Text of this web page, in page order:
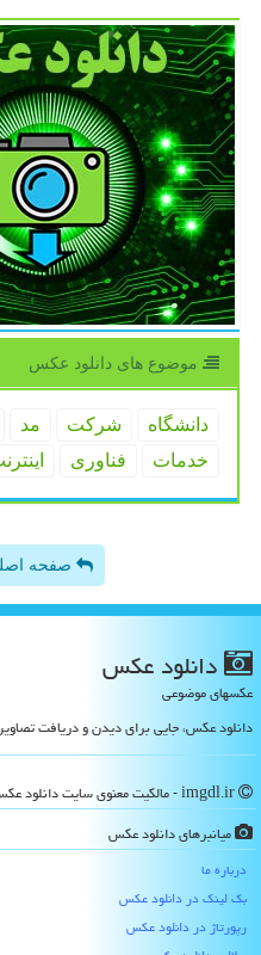
موضوع های دانلود عكس
دانشگاه شركت مد
خدمات
فناوری
صفحه
دانلود عكس
عکسهای موضوعی
دانلود عکس، جایی برای دیدن و دریافت
میانبرهای دانلود عكس
درباره ما
بک لینک در دانلود عكس
رپورتاژ در دانلود عكس